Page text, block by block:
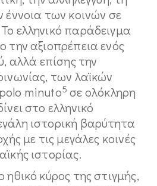
έννοια των κοινών σε
ελληνικό παράδειγμα
την αξιοπρέπεια ενός
αλλά επίσης την
των λαϊκών
minuto5 σε ολόκληρη
στο ελληνικό
ιστορική βαρύτητα
με τις μεγάλες κοινές
ιστορίας.
κύρος της στιγμής,